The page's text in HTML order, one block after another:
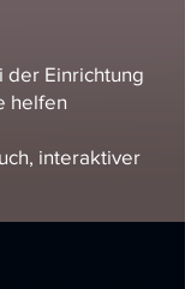
der Einrichtung
helfen
interaktiver